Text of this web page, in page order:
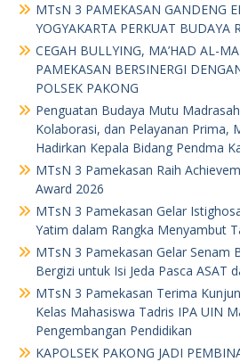
MTsN 3 PAMEKASAN GANDENG
YOGYAKARTA PERKUAT BUDAYA
CEGAH BULLYING, MA’HAD AL-
PAMEKASAN BERSINERGI
POLSEK PAKONG
Penguatan Budaya Mutu
Kolaborasi, dan Pelayanan Prima,
Hadirkan Kepala Bidang Pendma
MTsN 3 Pamekasan Raih
Award 2026
MTsN 3 Pamekasan Gelar
Yatim dalam Rangka Menyambut
MTsN 3 Pamekasan Gelar Senam
Bergizi untuk Isi Jeda Pasca ASAT
MTsN 3 Pamekasan Terima
Kelas Mahasiswa Tadris IPA UIN
Pengembangan Pendidikan
KAPOLSEK PAKONG JADI